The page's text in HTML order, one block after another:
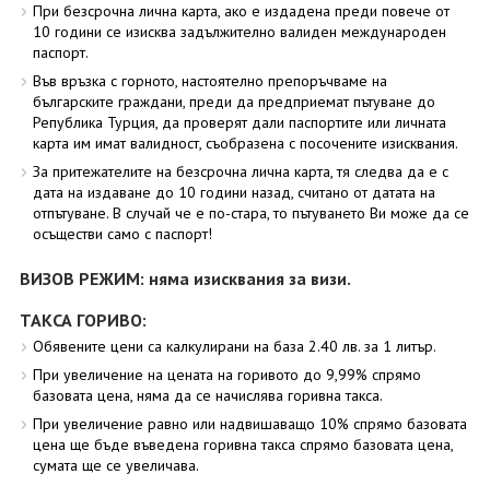
При безсрочна лична карта, ако е издадена преди повече от
10 години се изисква задължително валиден международен
паспорт.
Във връзка с горното, настоятелно препоръчваме на
българските граждани, преди да предприемат пътуване до
Република Турция, да проверят дали паспортите или личната
карта им имат валидност, съобразена с посочените изисквания.
За притежателите на безсрочна лична карта, тя следва да е с
дата на издаване до 10 години назад, считано от датата на
отпътуване. В случай че е по-стара, то пътуването Ви може да се
осъществи само с паспорт!
ВИЗОВ РЕЖИМ: няма изисквания за визи.
ТАКСА ГОРИВО:
Обявените цени са калкулирани на база 2.40 лв. за 1 литър.
При увеличение на цената на горивото до 9,99% спрямо
базовата цена, няма да се начислява горивна такса.
При увеличение равно или надвишаващо 10% спрямо базовата
цена ще бъде въведена горивна такса спрямо базовата цена,
сумата ще се увеличава.